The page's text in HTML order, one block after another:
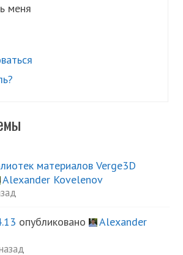
меня
материалов Verge3D
Alexander Kovelenov
опубликовано
Alexander